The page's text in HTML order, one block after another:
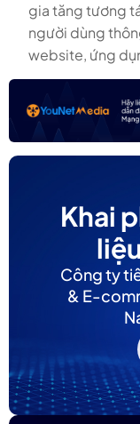
gia tăng tương
người dùng
website, ứng
Khai
Công ty
& E-